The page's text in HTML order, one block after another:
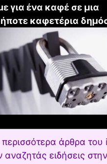
για ένα καφέ σε μια
καφετέρια
άρθρα του
αναζητάς ειδήσεις